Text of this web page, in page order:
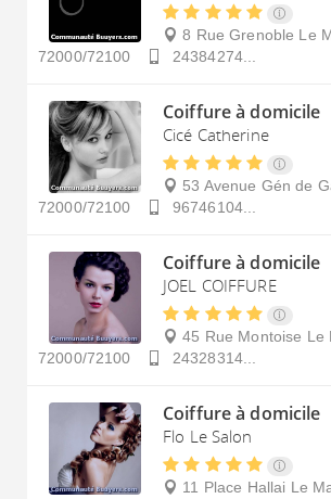
8 Rue Grenoble Le
72000/72100
24384274...
Coiffure à domicile
Cicé Catherine
53 Avenue Gén de
72000/72100
96746104...
Coiffure à domicile
JOEL COIFFURE
45 Rue Montoise Le
72000/72100
24328314...
Coiffure à domicile
Flo Le Salon
11 Place Hallai Le